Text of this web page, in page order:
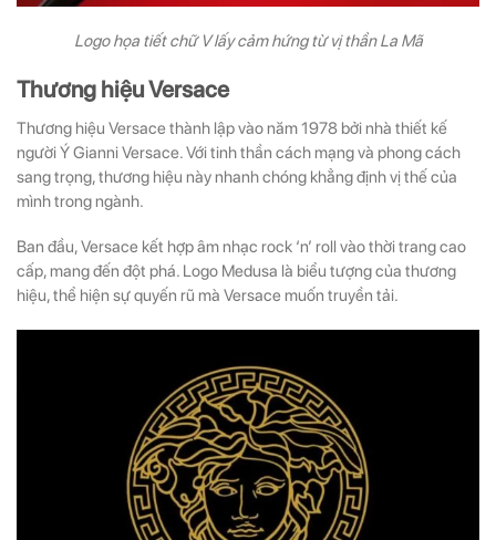
Logo họa tiết chữ V lấy cảm hứng từ vị thần La Mã
Thương hiệu Versace
Thương hiệu Versace thành lập vào năm 1978 bởi nhà thiết kế
người Ý Gianni Versace. Với tinh thần cách mạng và phong cách
sang trọng, thương hiệu này nhanh chóng khẳng định vị thế của
mình trong ngành.
Ban đầu, Versace kết hợp âm nhạc rock ‘n’ roll vào thời trang cao
cấp, mang đến đột phá. Logo Medusa là biểu tượng của thương
hiệu, thể hiện sự quyến rũ mà Versace muốn truyền tải.